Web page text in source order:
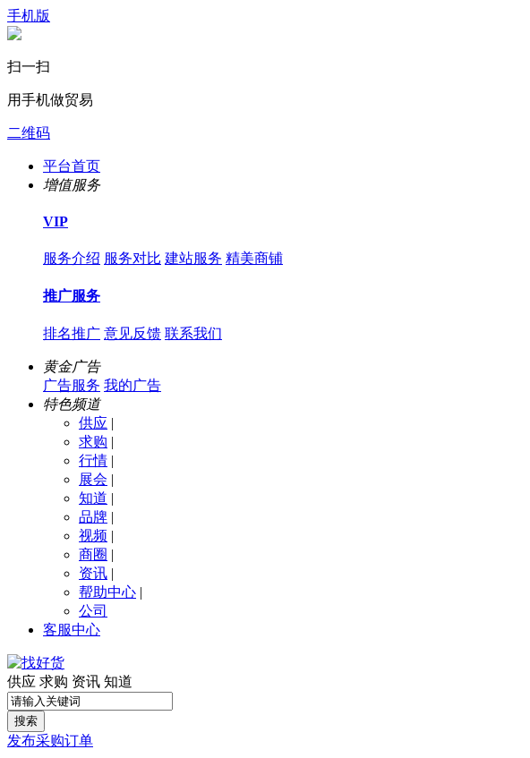
手机版
扫一扫
用手机做贸易
二维码
平台首页
增值服务
VIP
服务介绍 服务对比 建站服务 精美商铺
推广服务
排名推广 意见反馈 联系我们
黄金广告
广告服务 我的广告
特色频道
供应 |
求购 |
行情 |
展会 |
知道 |
品牌 |
视频 |
商圈 |
资讯 |
帮助中心 |
公司
客服中心
供应 求购 资讯 知道
搜索
发布采购订单